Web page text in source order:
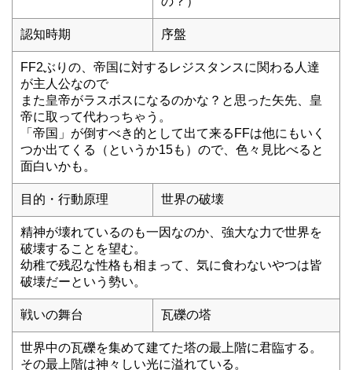
認知時期 序盤
FF2ぶりの、帝国に対するレジスタンスに関わる人達
が主人公なので
また皇帝がラスボスになるのかな？と思った矢先、皇
帝に取って代わっちゃう。
「帝国」が倒すべき的として出て来るFFは他にもいく
つか出てくる（というか15も）ので、色々見比べると
面白いかも。
目的・行動原理 世界の破壊
精神が壊れているのも一因なのか、強大な力で世界を
破壊することを望む。
幼稚で残忍な性格も相まって、気に食わないやつは皆
破壊だーという勢い。
戦いの舞台 瓦礫の塔
世界中の瓦礫を集めて建てた塔の最上階に君臨する。
その最上階は神々しい光に溢れている。